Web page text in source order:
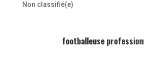
Non classifié(e)
footballeuse